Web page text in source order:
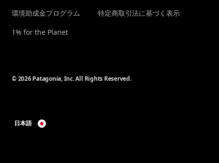
環境助成金プログラム
1% for the Planet
特定商取引法に基づく表示
© 2026 Patagonia, Inc. All Rights Reserved.
日本語